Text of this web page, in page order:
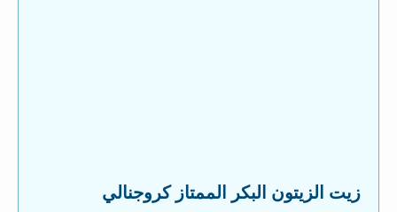
زيت الزيتون البكر الممتاز كروجنالي